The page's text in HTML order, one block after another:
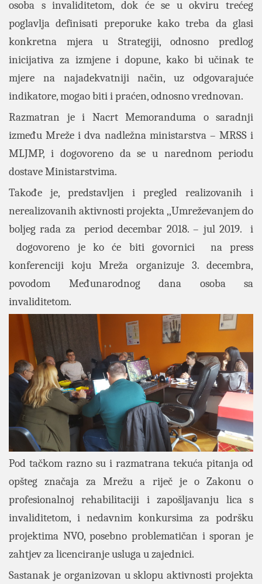
osoba s invaliditetom, dok će se u okviru trećeg
poglavlja definisati preporuke kako treba da glasi
konkretna mjera u Strategiji, odnosno predlog
inicijativa za izmjene i dopune, kako bi učinak te
mjere na najadekvatniji način, uz odgovarajuće
indikatore, mogao biti i praćen, odnosno vrednovan.
Razmatran je i Nacrt Memoranduma o saradnji
između Mreže i dva nadležna ministarstva – MRSS i
MLJMP, i dogovoreno da se u narednom periodu
dostave Ministarstvima.
Takođe je, predstavljen i pregled realizovanih i
nerealizovanih aktivnosti projekta ,,Umreževanjem do
boljeg rada za period decembar 2018. – jul 2019. i
dogovoreno je ko će biti govornici na press
konferenciji koju Mreža organizuje 3. decembra,
povodom Međunarodnog dana osoba sa
invaliditetom.
Pod tačkom razno su i razmatrana tekuća pitanja od
opšteg značaja za Mrežu a riječ je o Zakonu o
profesionalnoj rehabilitaciji i zapošljavanju lica s
invaliditetom, i nedavnim konkursima za podršku
projektima NVO, posebno problematičan i sporan je
zahtjev za licenciranje usluga u zajednici.
Sastanak je organizovan u sklopu aktivnosti projekta